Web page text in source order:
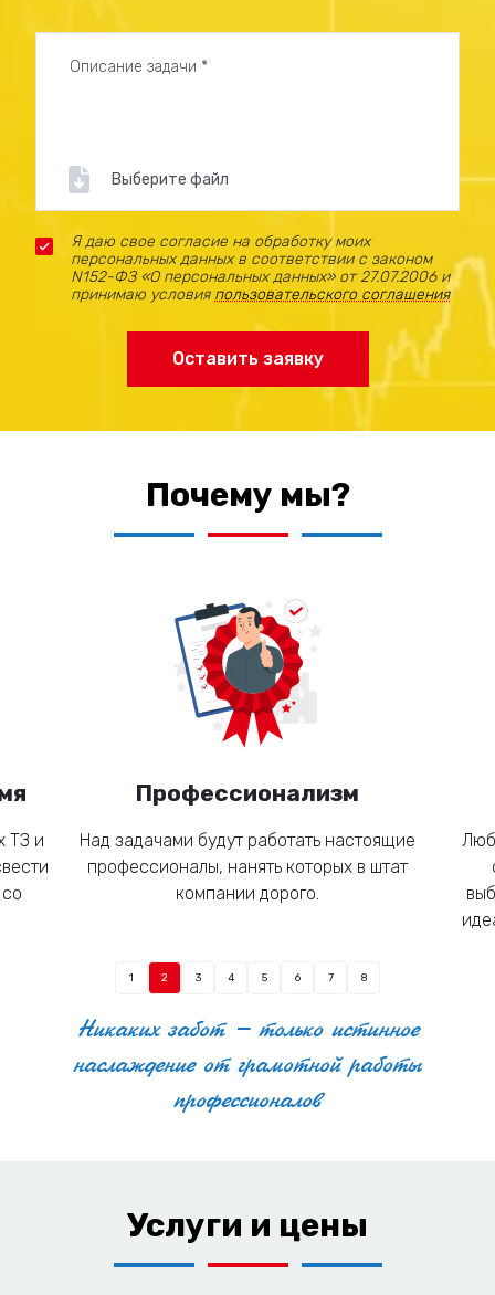
Выберите файл
Я даю свое согласие на обработку моих
персональных данных в соответствии с законом
N152-ФЗ «О персональных данных» от 27.07.2006 и
принимаю условияпользовательского соглашения
Оставить заявку
Почему мы?
ТЗ и
Профессионализм
Над задачами будут работать настоящие
профессионалы, нанять которых в штат
компании дорого.
1 2 3 4 5 6 7 8
Никаких забот – только истинное
наслаждение от грамотной работы
профессионалов
Услуги и цены